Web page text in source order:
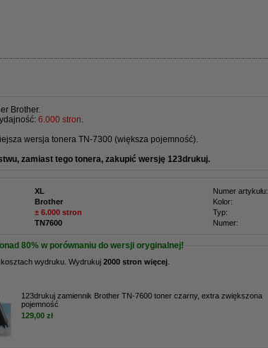
Brother.
6.000 stron.
wersja tonera TN-7300 (większa pojemność).
zamiast tego tonera, zakupić wersję 123drukuj.
XL Numer artykułu:
Brother Kolor:
± 6.000 stron Typ:
TN7600 Numer:
80% w porównaniu do wersji oryginalnej!
wydruku. Wydrukuj 2000 stron więcej
123drukuj zamiennik Brother TN-7600 toner czarny, extra zwiększona
pojemność
129,00 zł